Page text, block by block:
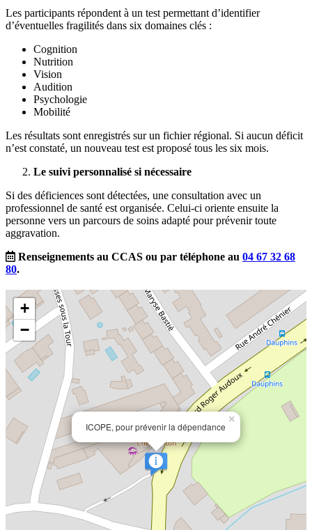
Les participants répondent à un test permettant d’identifier
d’éventuelles fragilités dans six domaines clés :
Cognition
Nutrition
Vision
Audition
Psychologie
Mobilité
Les résultats sont enregistrés sur un fichier régional. Si aucun déficit
n’est constaté, un nouveau test est proposé tous les six mois.
Le suivi personnalisé si nécessaire
Si des déficiences sont détectées, une consultation avec un
professionnel de santé est organisée. Celui-ci oriente ensuite la
personne vers un parcours de soins adapté pour prévenir toute
aggravation.
Renseignements au CCAS ou par téléphone au 04 67 32 68
80.
ICOPE, pour prévenir la dépendance
×
+
−